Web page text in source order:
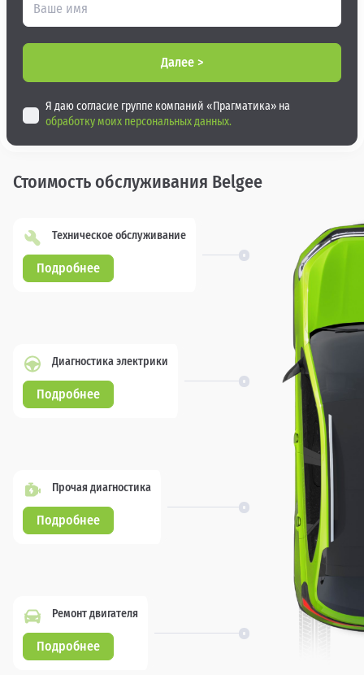
Далее >
Я даю согласие группе компаний «Прагматика» на
обработку моих персональных данных.
Стоимость обслуживания Belgee
Техническое обслуживание
Подробнее
Диагностика электрики
Подробнее
Прочая диагностика
Подробнее
Ремонт двигателя
Подробнее